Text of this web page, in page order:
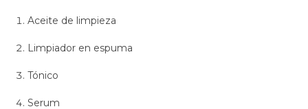
Aceite de limpieza
Limpiador en espuma
Tónico
Serum